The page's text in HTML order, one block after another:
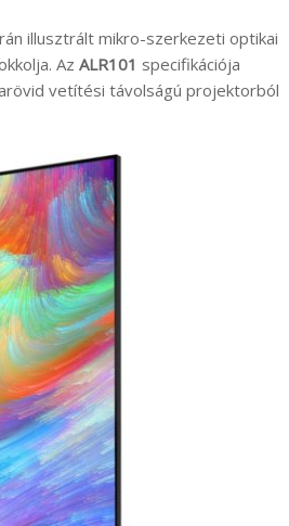
illusztrált mikro-szerkezeti optikai
Az ALR101 specifikációja
vetítési távolságú projektorból